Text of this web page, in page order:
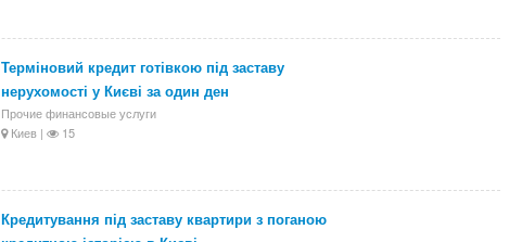
Терміновий кредит готівкою під заставу
нерухомості у Києві за один ден
Прочие финансовые услуги
Киев |
15
Кредитування під заставу квартири з поганою